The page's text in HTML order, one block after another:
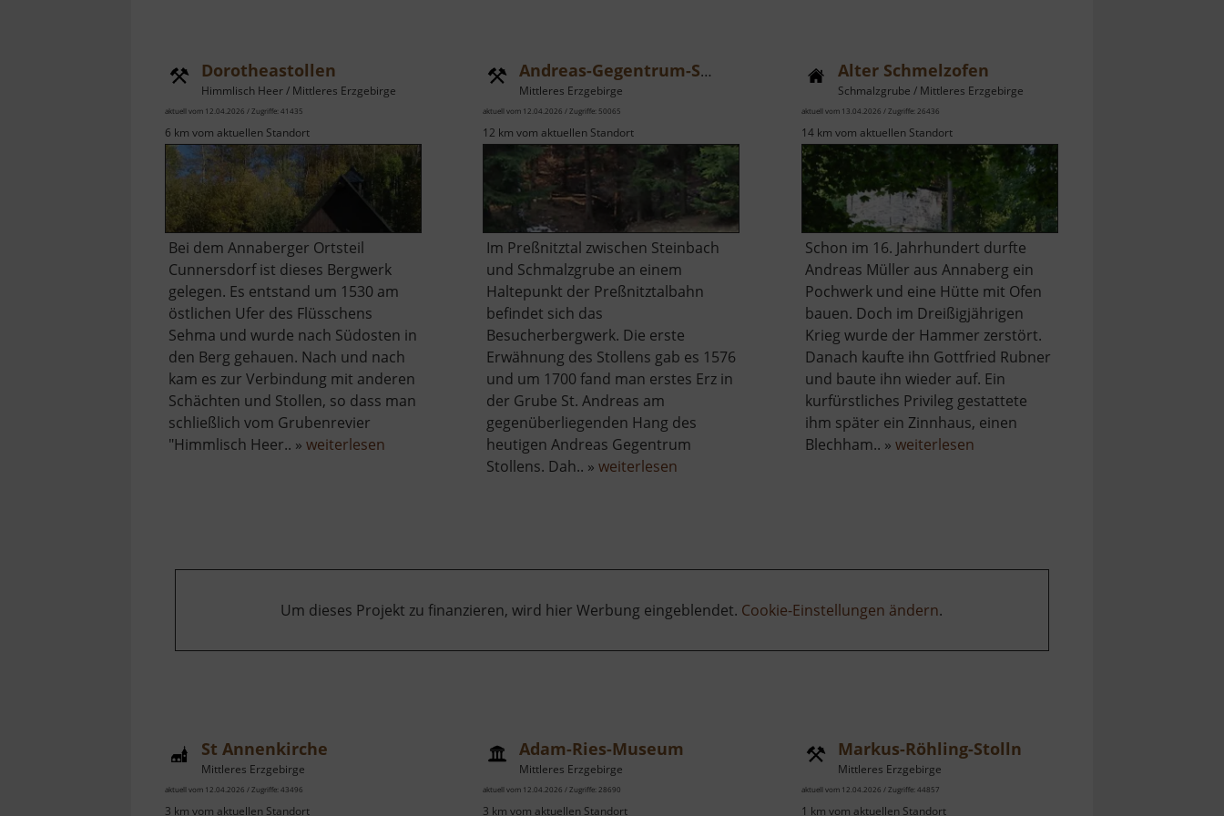
Dorotheastollen
Himmlisch Heer / Mittleres Erzgebirge
aktuell vom 12.04.2026 / Zugriffe: 41435
6 km vom aktuellen Standort
Bei dem Annaberger Ortsteil
Cunnersdorf ist dieses Bergwerk
gelegen. Es entstand um 1530 am
östlichen Ufer des Flüsschens
Sehma und wurde nach Südosten in
den Berg gehauen. Nach und nach
kam es zur Verbindung mit anderen
Schächten und Stollen, so dass man
schließlich vom Grubenrevier
"Himmlisch Heer.. » weiterlesen
Dorotheastollen
Andreas-Gegentrum-Stollen
Mittleres Erzgebirge
aktuell vom 12.04.2026 / Zugriffe: 50065
12 km vom aktuellen Standort
Im Preßnitztal zwischen Steinbach
und Schmalzgrube an einem
Haltepunkt der Preßnitztalbahn
befindet sich das
Besucherbergwerk. Die erste
Erwähnung des Stollens gab es 1576
und um 1700 fand man erstes Erz in
der Grube St. Andreas am
gegenüberliegenden Hang des
heutigen Andreas Gegentrum
Stollens. Dah.. »weiterlesen
Alter Schmelzofen
Schmalzgrube / Mittleres Erzgebirge
aktuell vom 13.04.2026 / Zugriffe: 26436
14 km vom aktuellen Standort
Schon im 16. Jahrhundert durfte
Andreas Müller aus Annaberg ein
Pochwerk und eine Hütte mit Ofen
bauen. Doch im Dreißigjährigen
Krieg wurde der Hammer zerstört.
Danach kaufte ihn Gottfried Rubner
und baute ihn wieder auf. Ein
kurfürstliches Privileg gestattete
ihm später ein Zinnhaus, einen
Blechham.. » weiterlesenüber
Um dieses Projekt zu finanzieren, wird hier Werbung eingeblendet. Cookie-Einstellungen ändern.
St Annenkirche
Mittleres Erzgebirge
aktuell vom 12.04.2026 / Zugriffe: 43496
3 km vom aktuellen Standort
Adam-Ries-Museum
Mittleres Erzgebirge
aktuell vom 12.04.2026 / Zugriffe: 28690
3 km vom aktuellen Standort
Markus-Röhling-Stolln
Mittleres Erzgebirge
aktuell vom 12.04.2026 / Zugriffe: 44857
1 km vom aktuellen Standort